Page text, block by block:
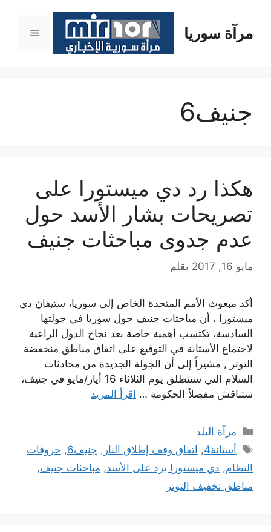
المحتوىمرآة سوريا القائمة
جنيف6
هكذا رد دي ميستورا على
تصريحات بشار الأسد حول
عدم جدوى مباحثات جنيف
مايو 16, 2017 بقلم
أكد مبعوث الأمم المتحدة الخاص إلى سوريا، ستيفان دي
ميستورا ، أن مباحثات جنيف حول سوريا في جولتها
السادسة، تكتسب أهمية خاصة بعد نجاح الدول الراعية
لاجتماع الأستانة في التوقيع على اتفاق مناطق منخفضة
التوتر , مشيراً إلى أن الجولة الجديدة من محادثات
السلام التي ستنطلق يوم الثلاثاء 16 أيار/مايو في جنيف،
ستناقش مفصلاً الحكومة … اقرأ المزيد
التصنيفات
مرآة البلد
الوسوم
أستانة4 , اتفاق وقف إطلاق النار , جنيف6 , خروقات
النظام, دي ميستورا يرد على الأسد, مباحثات جنيف,
مناطق تخفيف التوتر